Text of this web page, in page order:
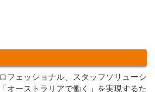
フェッショナル、スタッフソリューシ
オーストラリアで働く」を実現するた